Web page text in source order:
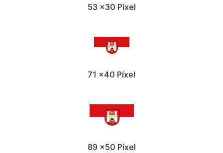
53 x30 Píxel
71 x40 Píxel
89 x50 Píxel